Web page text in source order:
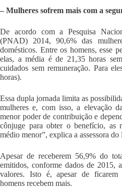
– Mulheres sofrem mais com a
De acordo com a Pesquisa
(PNAD) 2014, 90,6% das
domésticos. Entre os homens, esse
elas, a média é de 21,35 horas
cuidados sem remuneração. Para
horas).
Essa dupla jornada limita as
mulheres e, com isso, a elevação
menor poder de contribuição e
cônjuge para obter o benefício, as
médio menor”, explica a assessora
Apesar de receberem 56,9% do
emitidos, conforme dados de 2015,
valores. Isto é, apesar de ficarem
homens recebem mais.